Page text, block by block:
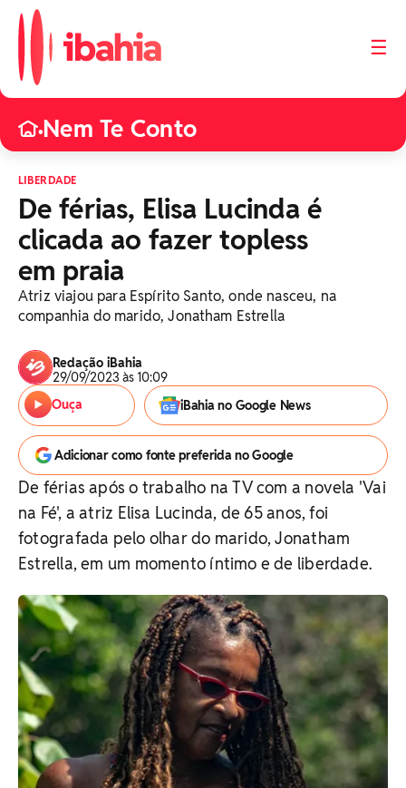
☰
•Nem Te Conto
LIBERDADE
De férias, Elisa Lucinda é
clicada ao fazer topless
em praia
Atriz viajou para Espírito Santo, onde nasceu, na
companhia do marido, Jonatham Estrella
Redação iBahia
29/09/2023 às 10:09
Ouça
iBahia no Google News
Adicionar como fonte preferida no Google
De férias após o trabalho na TV com a novela 'Vai
na Fé', a atriz Elisa Lucinda, de 65 anos, foi
fotografada pelo olhar do marido, Jonatham
Estrella, em um momento íntimo e de liberdade.